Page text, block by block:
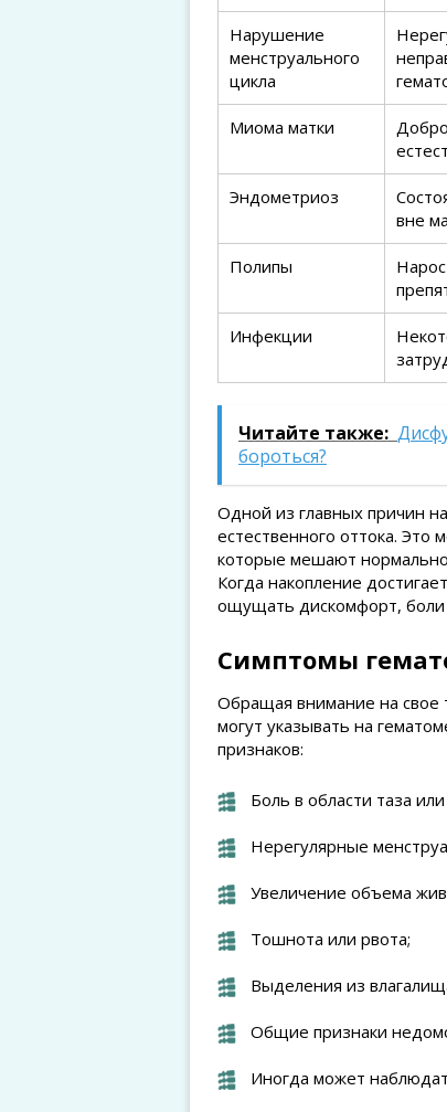
Нарушение
менструального
цикла
Миома матки
Эндометриоз
вне
Полипы
Инфекции
Читайте также:
бороться?
Одной из главных причин
естественного оттока. Это
которые мешают
Когда накопление
ощущать дискомфорт, боли
Симптомы
Обращая внимание на свое
могут указывать на
признаков:
Боль в области таза
Нерегулярные
Увеличение объема
Тошнота или рвота;
Выделения из
Общие признаки
Иногда может